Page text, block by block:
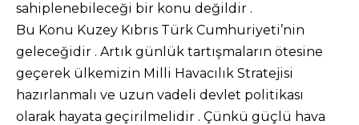
sahiplenebileceği bir konu değildir .
Bu Konu Kuzey Kıbrıs Türk Cumhuriyeti’nin
geleceğidir . Artık günlük tartışmaların ötesine
geçerek ülkemizin Milli Havacılık Stratejisi
hazırlanmalı ve uzun vadeli devlet politikası
olarak hayata geçirilmelidir . Çünkü güçlü hava